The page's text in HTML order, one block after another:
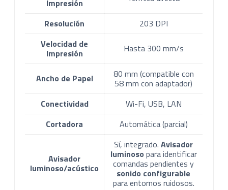
Impresión
Resolución
203 DPI
Velocidad de
Impresión Hasta 300 mm/s
Ancho de Papel 80 mm (compatible con
58 mm con adaptador)
Conectividad
Wi-Fi, USB, LAN
Cortadora
Automática (parcial)
Avisador
luminoso/acústico
Sí, integrado.Avisador
luminoso para identificar
comandas pendientes y
sonido configurable
para entornos ruidosos.